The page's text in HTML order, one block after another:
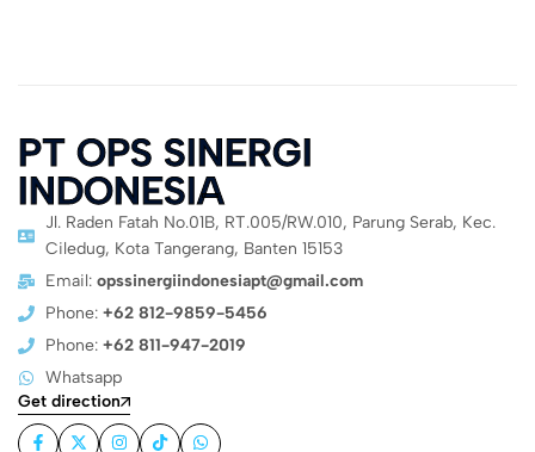
PT OPS SINERGI
INDONESIA
Jl. Raden Fatah No.01B, RT.005/RW.010, Parung Serab, Kec.
Ciledug, Kota Tangerang, Banten 15153
Email: opssinergiindonesiapt@gmail.com
Phone: +62 812-9859-5456
Phone: +62 811-947-2019
Whatsapp
Get direction